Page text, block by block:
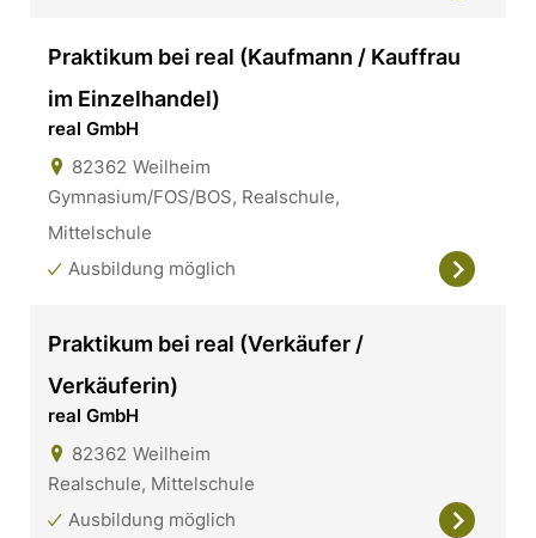
Praktikum bei real (Kaufmann / Kauffrau
im Einzelhandel)
real GmbH
82362 Weilheim
Gymnasium/FOS/BOS, Realschule,
Mittelschule
Ausbildung möglich
Praktikum bei real (Verkäufer /
Verkäuferin)
real GmbH
82362 Weilheim
Realschule, Mittelschule
Ausbildung möglich